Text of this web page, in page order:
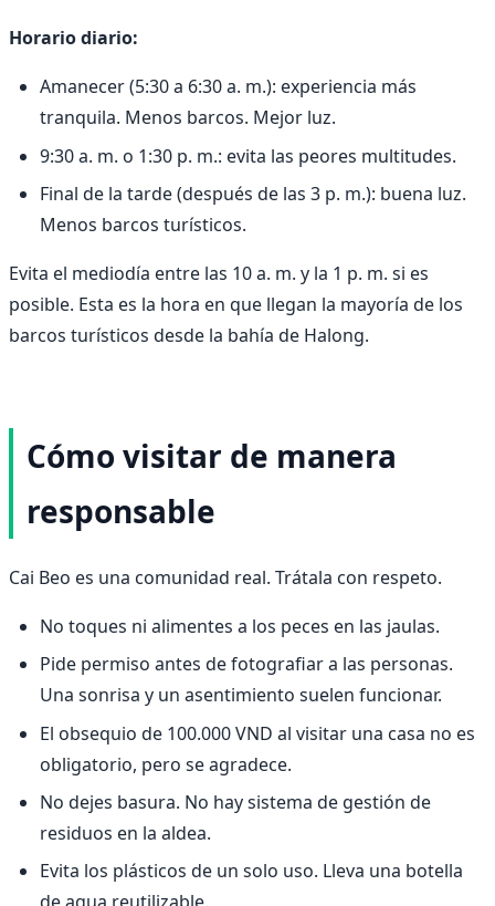
Horario diario:
Amanecer (5:30 a 6:30 a. m.): experiencia más
tranquila. Menos barcos. Mejor luz.
9:30 a. m. o 1:30 p. m.: evita las peores multitudes.
Final de la tarde (después de las 3 p. m.): buena luz.
Menos barcos turísticos.
Evita el mediodía entre las 10 a. m. y la 1 p. m. si es
posible. Esta es la hora en que llegan la mayoría de los
barcos turísticos desde la bahía de Halong.
Cómo visitar de manera
responsable
Cai Beo es una comunidad real. Trátala con respeto.
No toques ni alimentes a los peces en las jaulas.
Pide permiso antes de fotografiar a las personas.
Una sonrisa y un asentimiento suelen funcionar.
El obsequio de 100.000 VND al visitar una casa no es
obligatorio, pero se agradece.
No dejes basura. No hay sistema de gestión de
residuos en la aldea.
Evita los plásticos de un solo uso. Lleva una botella